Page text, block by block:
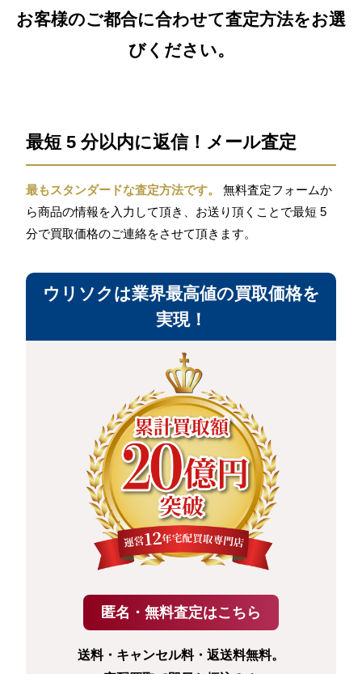
お客様のご都合に合わせて査定方法をお選
びください。
最短 5 分以内に返信！メール査定
最もスタンダードな査定方法です。
無料査定フォームか
ら商品の情報を入力して頂き、お送り頂くことで最短 5
分で買取価格のご連絡をさせて頂きます。
ウリソクは業界最高値の買取価格を
実現！
送料・キャンセル料・返送料無料。